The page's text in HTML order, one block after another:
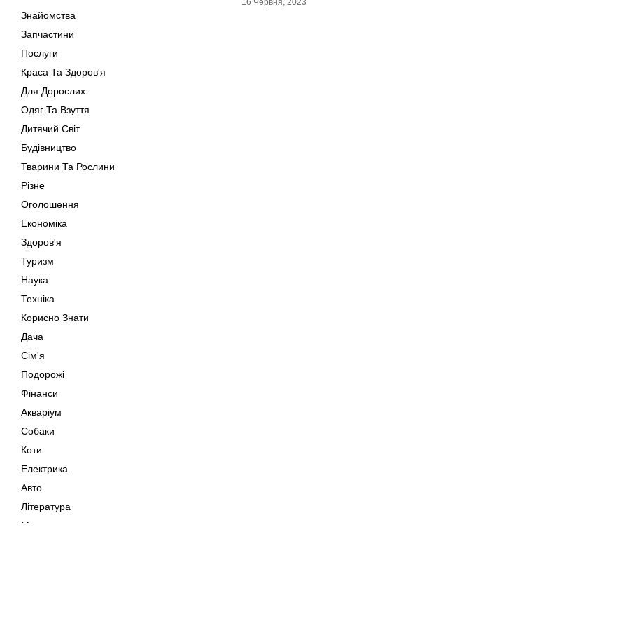
Знайомства
Запчастини
Послуги
Краса Та Здоров'я
Для Дорослих
Одяг Та Взуття
Дитячий Світ
Будівництво
Тварини Та Рослини
Різне
Оголошення
Економіка
Здоров'я
Туризм
Наука
Техніка
Корисно Знати
Дача
Сім'я
Подорожі
Фінанси
Акваріум
Собаки
Коти
Електрика
Авто
Література
Музика
16 Червня, 2023